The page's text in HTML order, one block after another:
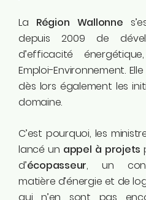
Instagram
Linkedin
Tiktok
Twitter
Youtube
ME CONTACTER
Rodrigue Demeuse
12/51 Avenue de Batta
La Région Wallonne
depuis 2009 de
d’efficacité
Emploi-Environnement.
dès lors également les
domaine.
C’est pourquoi, les
lancé un appel à projets
d’écopasseur, un
matière d’énergie et de